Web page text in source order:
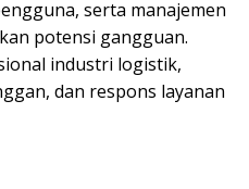
serta manajemen
potensi gangguan.
industri logistik,
dan respons layanan